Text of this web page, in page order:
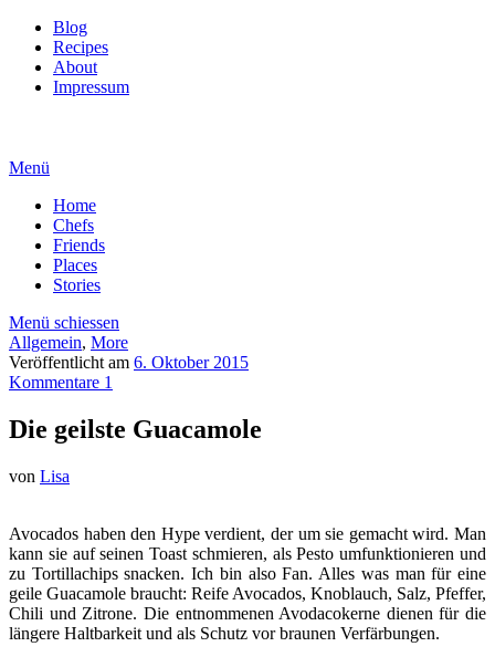
Blog
Recipes
About
Impressum
Menü
Home
Chefs
Friends
Places
Stories
Menü schiessen
Allgemein, More
Veröffentlicht am 6. Oktober 2015
Kommentare 1
Die geilste Guacamole
von Lisa
Avocados haben den Hype verdient, der um sie gemacht wird. Man
kann sie auf seinen Toast schmieren, als Pesto umfunktionieren und
zu Tortillachips snacken. Ich bin also Fan. Alles was man für eine
geile Guacamole braucht: Reife Avocados, Knoblauch, Salz, Pfeffer,
Chili und Zitrone. Die entnommenen Avodacokerne dienen für die
längere Haltbarkeit und als Schutz vor braunen Verfärbungen.